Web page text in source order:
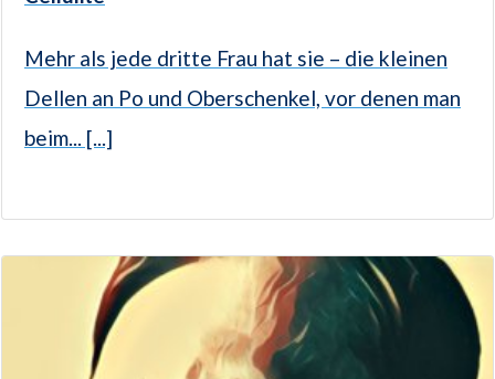
Mehr als jede dritte Frau hat sie – die kleinen
Dellen an Po und Oberschenkel, vor denen man
beim... [...]